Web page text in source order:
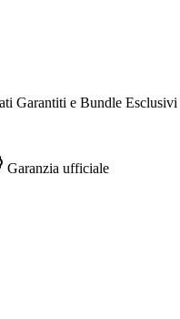
Garantiti e Bundle Esclusivi
Garanzia ufficiale